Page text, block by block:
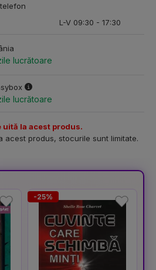
L-V 09:30 - 17:30
lucrătoare
lucrătoare
uită la acest produs.
acest produs, stocurile sunt limitate.
-25%